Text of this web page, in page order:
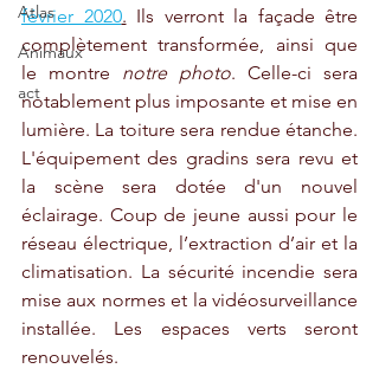
Atlas
Animaux
act
février 2020. Ils verront la façade être
complètement transformée, ainsi que
le montre notre photo. Celle-ci sera
notablement plus imposante et mise en
lumière. La toiture sera rendue étanche.
L'équipement des gradins sera revu et
la scène sera dotée d'un nouvel
éclairage. Coup de jeune aussi pour le
réseau électrique, l’extraction d’air et la
climatisation. La sécurité incendie sera
mise aux normes et la vidéosurveillance
installée. Les espaces verts seront
renouvelés.